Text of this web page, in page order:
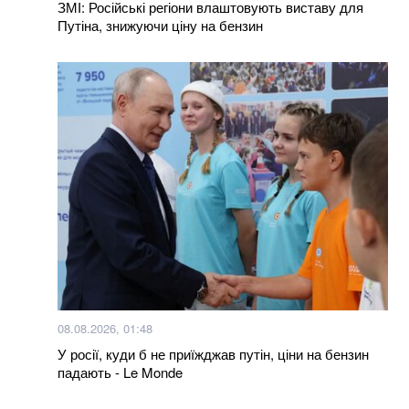
ЗМІ: Російські регіони влаштовують виставу для
Путіна, знижуючи ціну на бензин
08.08.2026, 01:48
У росії, куди б не приїжджав путін, ціни на бензин
падають - Le Monde